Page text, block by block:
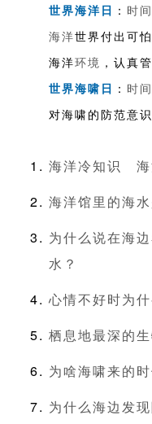
世界海洋日 ： 时间
海洋世界付出可
海洋环境 ，认真
世界海啸日 ： 时间
对海啸的防范意识
海洋冷知识
海洋馆里的海
为什么说在海
水？
心情不好时为
栖息地最深的
为啥海啸来的
为什么海边发